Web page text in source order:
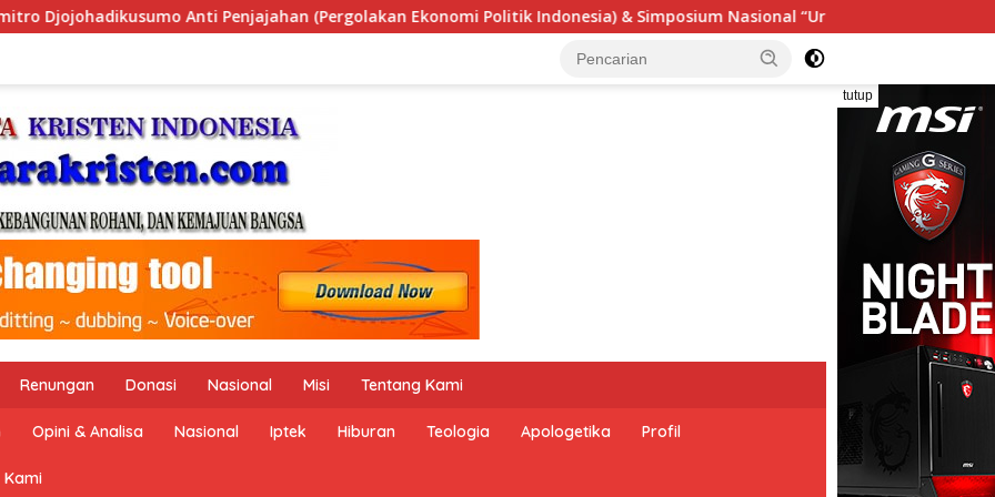
Ekonomi Politik Indonesia) & Simposium Nasional “Urgensi Undang-Undang Perekonomian Nasional dan
tutup
Renungan Donasi Nasional Misi Tentang Kami
Opini & Analisa Nasional Iptek Hiburan Teologia Apologetika Profil
Kami